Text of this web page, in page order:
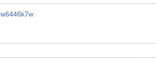
w6446k7w